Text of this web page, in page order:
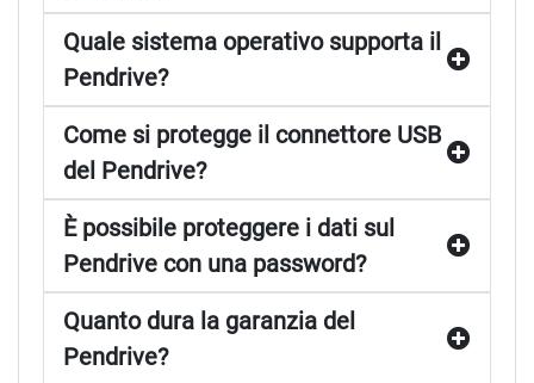
Quale sistema operativo supporta il
Pendrive?
Come si protegge il connettore USB
del Pendrive?
È possibile proteggere i dati sul
Pendrive con una password?
Quanto dura la garanzia del
Pendrive?